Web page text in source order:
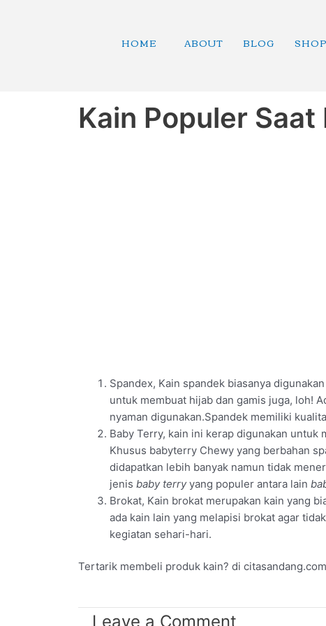
HOME ABOUT BLOG SHOP
Kain Populer Saat
Spandex, Kain spandek biasanya
untuk membuat hijab dan gamis juga, loh!
nyaman digunakan.Spandek memiliki
Baby Terry, kain ini kerap digunakan untuk
Khusus babyterry Chewy yang berbahan
didapatkan lebih banyak namun tidak
jenis baby terryyang populer antara lain
Brokat, Kain brokat merupakan kain yang
ada kain lain yang melapisi brokat agar
kegiatan sehari-hari.
Tertarik membeli produk kain? di
Leave a Comment